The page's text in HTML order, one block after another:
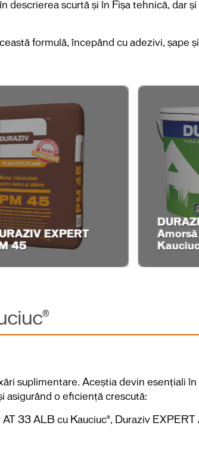
în descrierea scurtă și în Fișa tehnică, dar
formulă, începând cu adezivi, șape
DURAZIV Fără Miros
Amorsă Albă cu
Kauciuc®
suplimentare. Aceștia devin esențiali
asigurând o eficiență crescută:
33 ALB cu Kauciuc®, Duraziv EXPERT